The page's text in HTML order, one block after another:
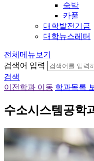
숙박
카풀
대학발전기금
대학뉴스레터
전체메뉴보기
검색어 입력
검색
이전학과 이동 학과목록
수소시스템공학